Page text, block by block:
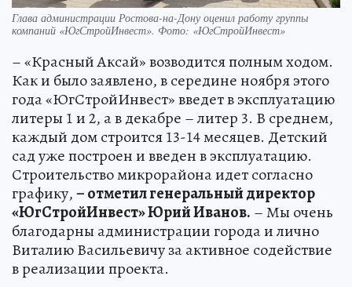
Глава администрации Ростова-на-Дону оценил работу группы
компаний «ЮгСтройИнвест». Фото: «ЮгСтройИнвест»
– «Красный Аксай» возводится полным ходом.
Как и было заявлено, в середине ноября этого
года «ЮгСтройИнвест» введет в эксплуатацию
литеры 1 и 2, а в декабре – литер 3. В среднем,
каждый дом строится 13-14 месяцев. Детский
сад уже построен и введен в эксплуатацию.
Строительство микрорайона идет согласно
графику,– отметил генеральный директор
«ЮгСтройИнвест» Юрий Иванов. – Мы очень
благодарны администрации города и лично
Виталию Васильевичу за активное содействие
в реализации проекта.